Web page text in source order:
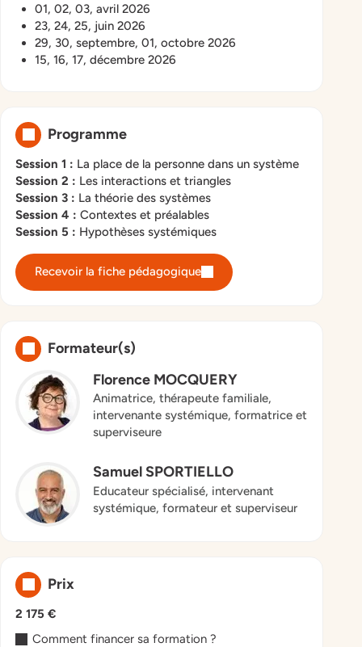
01, 02, 03, avril 2026
23, 24, 25, juin 2026
29, 30, septembre, 01, octobre 2026
15, 16, 17, décembre 2026
Programme
Session 1 : La place de la personne dans un système
Session 2 : Les interactions et triangles
Session 3 : La théorie des systèmes
Session 4 : Contextes et préalables
Session 5 : Hypothèses systémiques
Recevoir la fiche pédagogique
Formateur(s)
Florence MOCQUERY
Animatrice, thérapeute familiale,
intervenante systémique, formatrice et
superviseure
Samuel SPORTIELLO
Educateur spécialisé, intervenant
systémique, formateur et superviseur
Prix
2 175 €
Comment financer sa formation ?